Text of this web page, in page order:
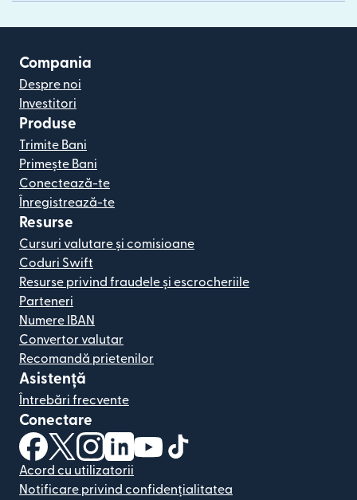
Compania
Despre noi
Investitori
Produse
Trimite Bani
Primește Bani
Conectează-te
Înregistrează-te
Resurse
Cursuri valutare și comisioane
Coduri Swift
Resurse privind fraudele și escrocheriile
Parteneri
Numere IBAN
Convertor valutar
Recomandă prietenilor
Asistență
Întrebări frecvente
Conectare
(se deschide într-o fereastră nouă)
(se deschide într-o fereastră nouă)
(se deschide într-o fereastră nouă)
(se deschide într-o fereastră nouă)
(se deschide într-o fereastră
Acord cu utilizatorii
Notificare privind confidențialitatea